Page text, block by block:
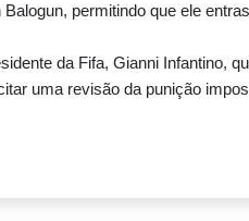
permitindo que ele
da Fifa, Gianni Infantino,
uma revisão da punição